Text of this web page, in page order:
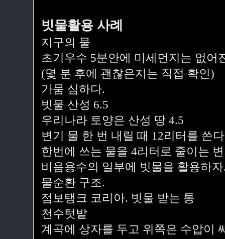
빗물활용 사례
지구의 물
초기우수 5분안에 미세먼지는 없어
(몇 분 후에 괜찮은지는 직접 확인)
가뭄 심하다.
빗물 산성 6.5
우리나라 토양은 산성 땅 4.5
변기 물 한 번 내릴 때 12리터를 쓴
한번에 쓰는 물을 4리터로 줄이는
비음용수의 일부에 빗물을 활용하
물순환 구조.
점보탱크 코리아. 빗물 받는 통
천수텃밭
계곡에 상자를 두고 위쪽은 수압이